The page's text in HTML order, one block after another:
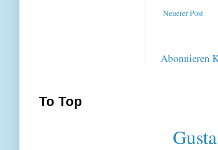
Neuerer Post
Abonnieren
To Top